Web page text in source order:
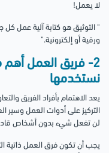
لا يعمل!
" التوثيق هو كتابة آلية عمل
ورقية أو إلكترونية."
2- فريق العمل أهم
نستخدمها
يعد الاهتمام بأفراد الفريق
التركيز على أدوات العمل وسير
لن تفعل شيء بدون أشخاص
يجب أن تكون فرق العمل ذاتية